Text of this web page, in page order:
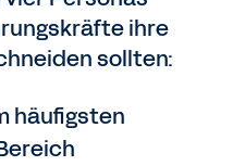
ihre
sollten:
häufigsten